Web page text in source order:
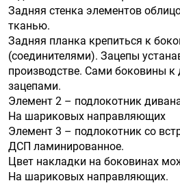
Задняя стенка элементов
тканью.
Задняя планка крепиться к
(соединителями). Зацепы
производстве. Сами боковины к
зацепами.
Элемент 2 – подлокотник
На шариковых направляющих
Элемент 3 – подлокотник со
ДСП ламинированное.
Цвет накладки на боковинах
На шариковых направляющих.